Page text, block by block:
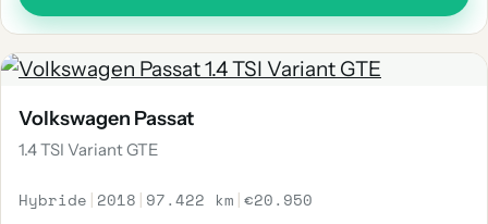
Volkswagen Passat
1.4 TSI Variant GTE
Hybride | 2018 | 97.422 km |€20.950